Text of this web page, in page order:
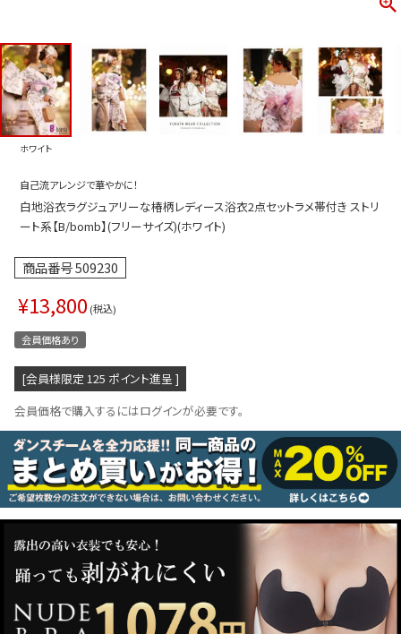
ス
ス
ー
アップ
ース
インワン／サロペット
ラ・ニップレス
LINE連携でクーポンもらえる!!
新作
トップス
ボトムス
浴衣
コスプレ
クリスマス
ホワイト
自己流アレンジで華やかに！
白地浴衣ラグジュアリーな椿柄レディース浴衣2点セットラメ帯付き ストリ
ート系【B/bomb】(フリーサイズ)(ホワイト)
商品番号509230
¥13,800 税込
会員価格あり
[会員様限定 125 ポイント進呈 ]
会員価格で購入するにはログインが必要です。